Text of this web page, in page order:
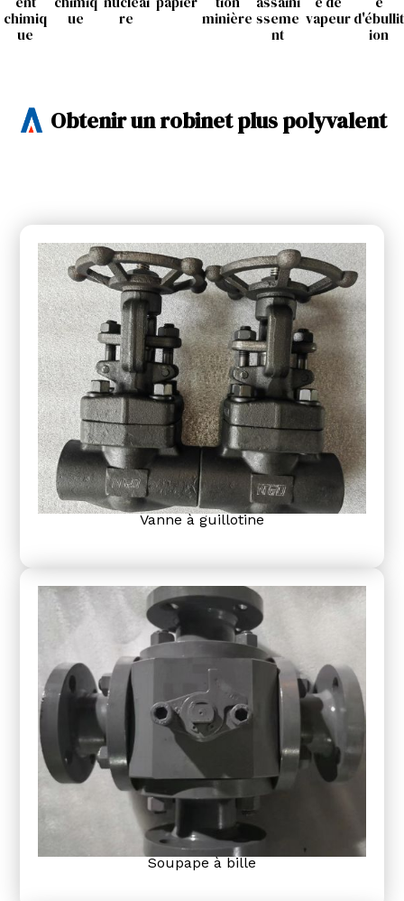
chimiq
ue
ue
re
minière sseme
nt
vapeurd'ébullit
ion
Obtenir un robinet plus polyvalent
Vanne à guillotine
Soupape à bille